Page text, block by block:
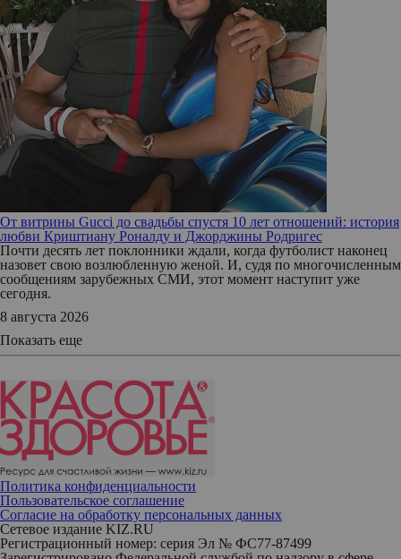
От витрины Gucci до свадьбы спустя 10 лет отношений: история
любви Криштиану Роналду и Джорджины Родригес
Почти десять лет поклонники ждали, когда футболист наконец
назовет свою возлюбленную женой. И, судя по многочисленным
сообщениям зарубежных СМИ, этот момент наступит уже
сегодня.
8 августа 2026
Показать еще
Политика конфиденциальности
Пользовательское соглашение
Согласие на обработку персональных данных
Сетевое издание KIZ.RU
Регистрационный номер: серия Эл № ФС77-87499